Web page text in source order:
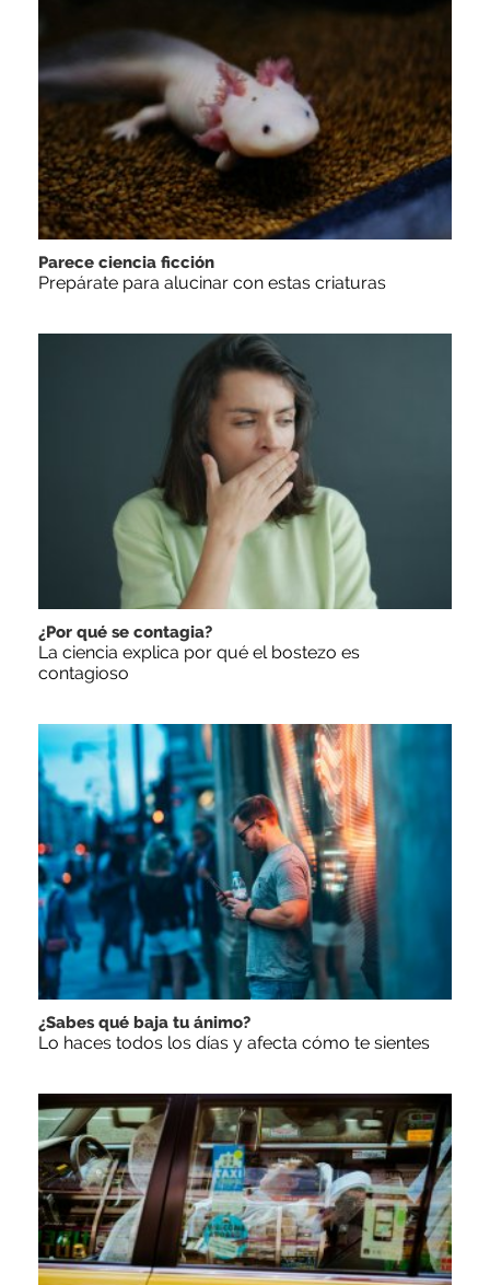
Parece ciencia ficción
Prepárate para alucinar con estas criaturas
¿Por qué se contagia?
La ciencia explica por qué el bostezo es
contagioso
¿Sabes qué baja tu ánimo?
Lo haces todos los días y afecta cómo te sientes